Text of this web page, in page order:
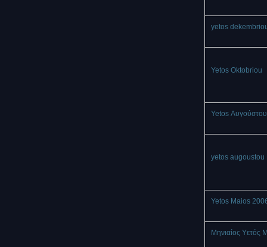
yetos
Yetos Oktobriou
Yetos Αυγούστου
yetos augoustou
Yetos Maios
Μηνιαίος Υετός